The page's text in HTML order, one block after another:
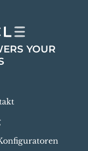
YOUR